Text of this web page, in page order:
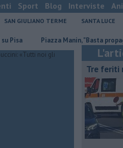
Sport Blog Interviste
SAN GIULIANO TERME SANTA LUCE
Piazza Manin, "Basta propaganda
Tre feriti